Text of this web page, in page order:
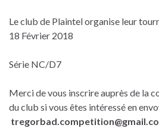
Le club de Plaintel organise leur
18 Février 2018
Série NC/D7
Merci de vous inscrire auprès de la
du club si vous êtes intéressé en